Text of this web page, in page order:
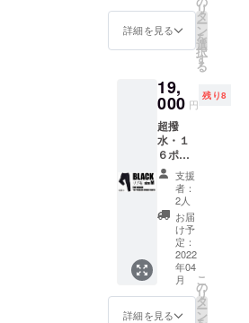
セール
を実施
格でご
購入い
ただけ
るこの
機会を
お見逃
しな
く！
・【リ
ブ有
け、よ
りアク
ティブ
に運動
される
方に最
適
※RE:LO
REはお
客様
ファー
ストと
サステ
ナブル
の観点
から
セール
Sサイ
ズ 【一
般販売
予定価
込
23,100
円から
驚愕の
4,100円
OFF！
！ 税込
み、送
料込み
なの
で、非
常にお
買い得
です！
・【リ
ブ有
り】：
詳細を見る
リ
タ
ー
ン
を
選
択
す
る
19,
000 円
残り8
超撥
水・１
６ポ
ケット
ス
ウェッ
トパン
ツ【リ
ブ有
り】 ×
１着
BLACK
Mサ
イズ
支援
者：
2人
お届
け予
定：
2022
年04
月
詳細を見る
こ
の
リ
タ
ー
ン